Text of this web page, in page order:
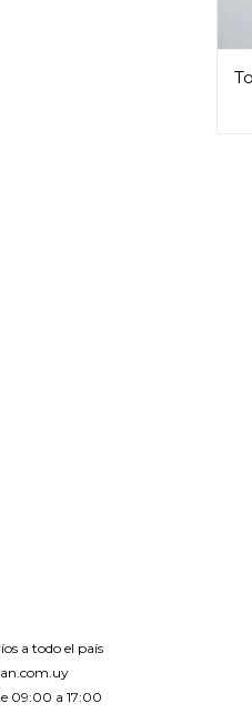
a todo el país
09:00 a 17:00